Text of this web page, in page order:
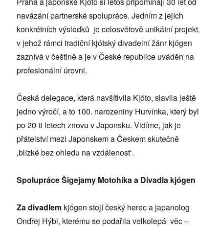
navázání partnerské spolupráce. Jedním z jejích
konkrétních výsledků je celosvětově unikátní projekt,
v jehož rámci tradiční kjótský divadelní žánr kjógen
zaznívá v češtině a je v České republice uváděn na
profesionální úrovni.
Česká delegace, která navšítivila Kjóto, slavila ještě
jedno výročí, a to 100. narozeniny Hurvínka, který byl
po 20-ti letech znovu v Japonsku. Vidíme, jak je
přátelství mezi Japonskem a Českem skutečně
‚blízké bez ohledu na vzdálenost‘.
Spolupráce Šigejamy Motohika a Divadla kjógen
Za divadlem kjógen stojí český herec a japanolog
Ondřej Hýbl, kterému se podařila velkolepá věc –